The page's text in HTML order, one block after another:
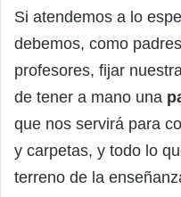
Si atendemos a lo
debemos, como
profesores, fijar
de tener a mano una
que nos servirá para
y carpetas, y todo lo
terreno de la